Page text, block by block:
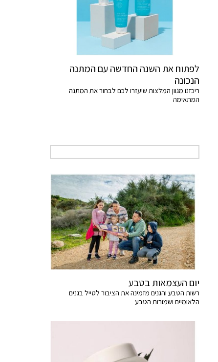
לפתוח את השנה החדשה עם המתנה
הנכונה
ריכזנו מגוון המלצות שיעזרו לכם לבחור את המתנה
המתאימה
יום העצמאות בטבע
רשות הטבע והגנים מזמינה את הציבור לטייל בגנים
הלאומיים ושמורות הטבע